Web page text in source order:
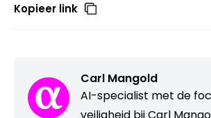
Kopieer link
Carl Mangold
AI-specialist met de
veiligheid bij Carl